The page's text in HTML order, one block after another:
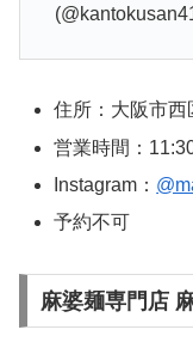
住所：大阪市
営業時間：
Instagram：
予約不可
麻婆麺専門店